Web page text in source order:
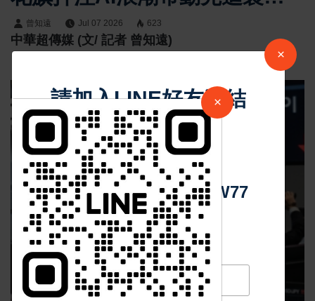
長線成長
曾知遠 Jul 07 2026 623
中華超傳媒 (文/ 記者 曾知遠)
×
請加入LINE好友連結
中 華 超 傳 媒
Https://reurl.cc/adqW77
×